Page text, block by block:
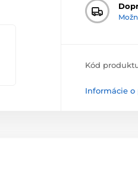
Kód
Informácie o